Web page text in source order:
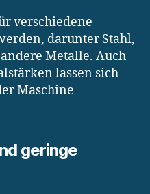
verschiedene
darunter Stahl,
Metalle. Auch
lassen sich
Maschine
geringe